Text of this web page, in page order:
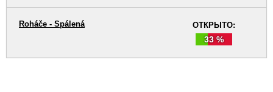
ОТКРЫТО:
33 %
Roháče - Spálená